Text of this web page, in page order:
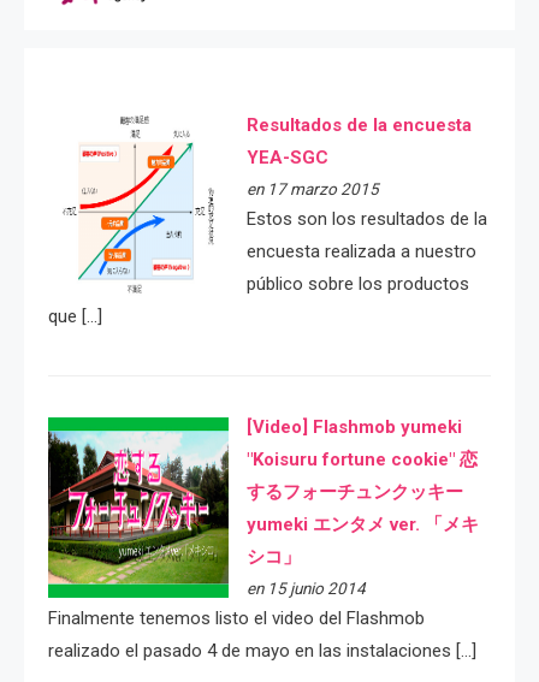
Resultados de la encuesta
YEA-SGC
en 17 marzo 2015
Estos son los resultados de la
encuesta realizada a nuestro
público sobre los productos
que […]
[Video] Flashmob yumeki
"Koisuru fortune cookie" 恋
するフォーチュンクッキー
yumeki エンタメ ver. 「メキ
シコ」
en 15 junio 2014
Finalmente tenemos listo el video del Flashmob
realizado el pasado 4 de mayo en las instalaciones […]